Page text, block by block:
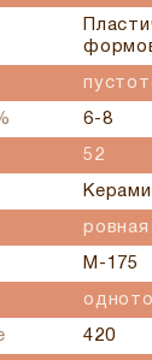
6-8
52
ровная
М-175
420